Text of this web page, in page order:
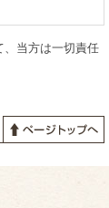
当方は一切責任